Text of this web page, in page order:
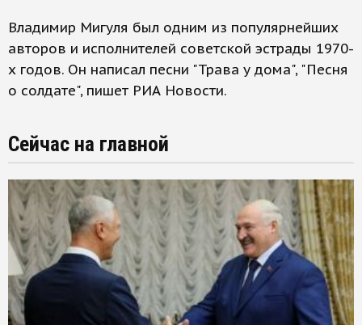
Владимир Мигуля был одним из популярнейших
авторов и исполнителей советской эстрады 1970-
х годов. Он написал песни "Трава у дома", "Песня
о солдате", пишет РИА Новости.
Сейчас на главной